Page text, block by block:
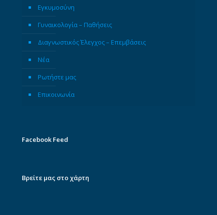
Εγκυμοσύνη
Γυναικολογία – Παθήσεις
Διαγνωστικός Έλεγχος – Επεμβάσεις
Νέα
Ρωτήστε μας
Επικοινωνία
Facebook Feed
Βρείτε μας στο χάρτη